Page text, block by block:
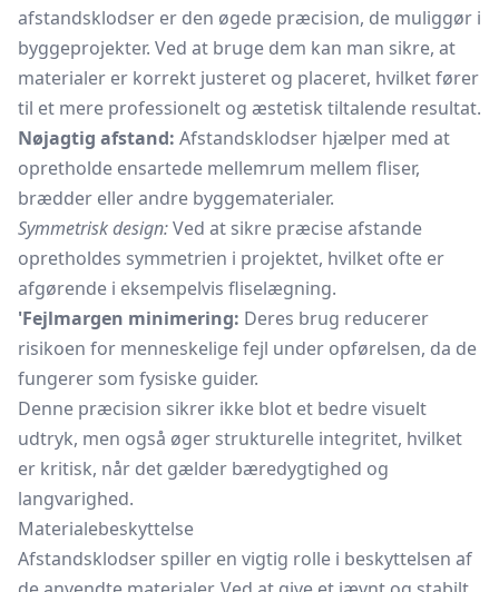
afstandsklodser er den øgede præcision, de muliggør i
byggeprojekter. Ved at bruge dem kan man sikre, at
materialer er korrekt justeret og placeret, hvilket fører
til et mere professionelt og æstetisk tiltalende resultat.
Nøjagtig afstand: Afstandsklodser hjælper med at
opretholde ensartede mellemrum mellem fliser,
brædder eller andre byggematerialer.
Symmetrisk design:Ved at sikre præcise afstande
opretholdes symmetrien i projektet, hvilket ofte er
afgørende i eksempelvis fliselægning.
'Fejlmargen minimering: Deres brug reducerer
risikoen for menneskelige fejl under opførelsen, da de
fungerer som fysiske guider.
Denne præcision sikrer ikke blot et bedre visuelt
udtryk, men også øger strukturelle integritet, hvilket
er kritisk, når det gælder bæredygtighed og
langvarighed.
Materialebeskyttelse
Afstandsklodser spiller en vigtig rolle i beskyttelsen af